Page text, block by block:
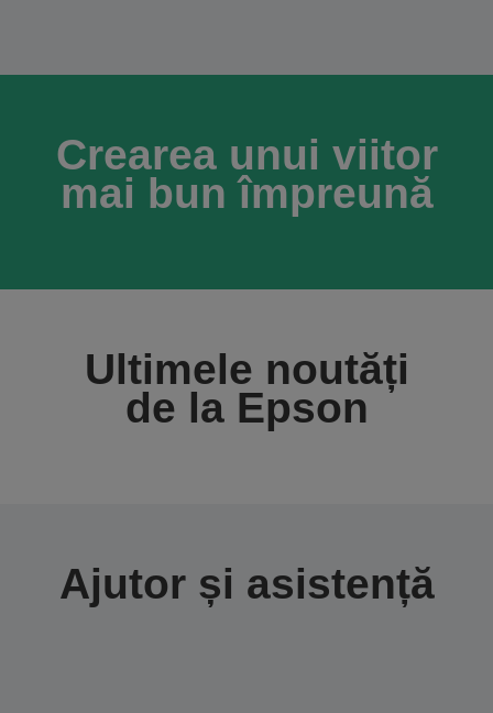
Crearea unui viitor
mai bun împreună
Ultimele noutăți
de la Epson
Ajutor și asistență